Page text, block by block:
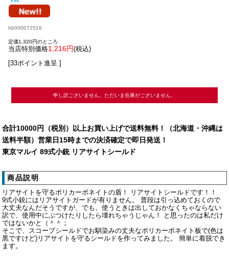
hb000072516
定価1,320円のところ
当店特別価格1,216円(税込)
[33ポイント進呈 ]
申し訳ございません。ただいま在庫がございません。
合計10000円（税別）以上お買い上げで送料無料！（北海道・沖縄は
送料半額）営業日15時までの決済確定で即日発送！
東京マルイ 89式小銃 リアサイトシールド
商品説明
リアサイトを守るポリカーボネイトの盾！ リアサイトシールドです！！
9式小銃にはリアサイトガードが有りません。 普段は引っ込めておくので
大丈夫なんだそうですが、でも、使うときは出しておかなくちゃならない
訳で、使用中にぶつけたりしたら壊れちゃうじゃん！ と思ったのは私だけ
ではないかと（＾＾；
そこで、スコープシールドでお馴染みの丈夫なポリカーボネイト板で(色は
黒ですけど)リアサイトを守るシールドを作ってみました。 簡単に着脱でき
ます。